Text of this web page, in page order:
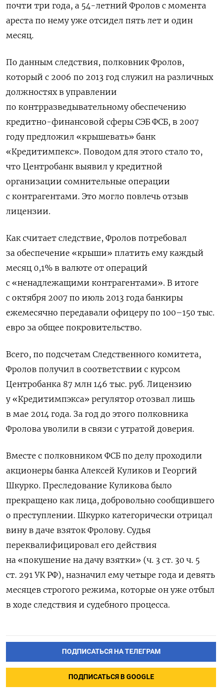
почти три года, а 54-летний Фролов с момента
ареста по нему уже отсидел пять лет и один
месяц.
По данным следствия, полковник Фролов,
который с 2006 по 2013 год служил на различных
должностях в управлении
по контрразведывательному обеспечению
кредитно-финансовой сферы СЭБ ФСБ, в 2007
году предложил «крышевать» банк
«Кредитимпекс». Поводом для этого стало то,
что Центробанк выявил у кредитной
организации сомнительные операции
с контрагентами. Это могло повлечь отзыв
лицензии.
Как считает следствие, Фролов потребовал
за обеспечение «крыши» платить ему каждый
месяц 0,1% в валюте от операций
с «ненадлежащими контрагентами». В итоге
с октября 2007 по июль 2013 года банкиры
ежемесячно передавали офицеру по 100–150 тыс.
евро за общее покровительство.
Всего, по подсчетам Следственного комитета,
Фролов получил в соответствии с курсом
Центробанка 87 млн 146 тыс. руб. Лицензию
у «Кредитимпэкса» регулятор отозвал лишь
в мае 2014 года. За год до этого полковника
Фролова уволили в связи с утратой доверия.
Вместе с полковником ФСБ по делу проходили
акционеры банка Алексей Куликов и Георгий
Шкурко. Преследование Куликова было
прекращено как лица, добровольно сообщившего
о преступлении. Шкурко категорически отрицал
вину в даче взяток Фролову. Судья
переквалифицировал его действия
на «покушение на дачу взятки» (ч. 3 ст. 30 ч. 5
ст. 291 УК РФ), назначил ему четыре года и девять
месяцев строгого режима, которые он уже отбыл
в ходе следствия и судебного процесса.
ПОДПИСАТЬСЯ НА ТЕЛЕГРАМ
ПОДПИСАТЬСЯ В GOOGLE